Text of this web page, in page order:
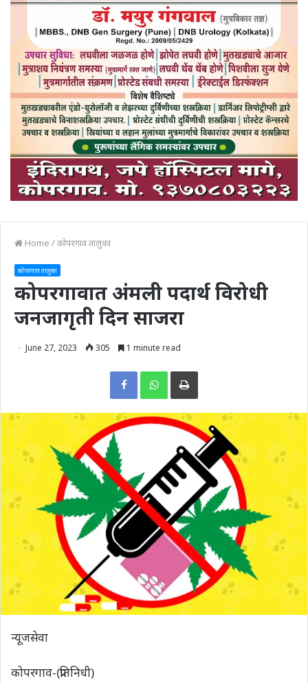
Home /कोपरगाव तालुका
कोपरगाव तालुका
कोपरगावात अंमली पदार्थ विरोधी
जनजागृती दिन साजरा
June 27, 2023 305 1 minute read
Print
न्यूजसेवा
कोपरगाव-(प्रतिनिधी)